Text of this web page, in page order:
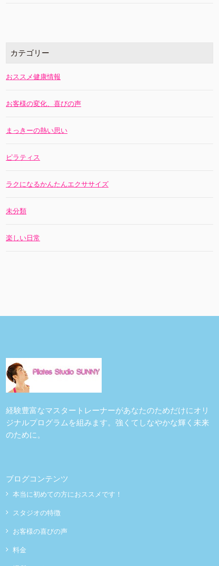
カテゴリー
おススメ健康情報
お客様の変化、喜びの声
まっきーの熱い思い
ピラティス
ラクになるかんたんエクササイズ
未分類
楽しい日常
経験豊富なマスタートレーナーがあなたのためだけにオリ
ジナルプログラムを組みます。強くてしなやかな輝く未来
のために。
ブログコンテンツ
本当に初めての方におススメです！
スタジオの特徴
お客様の喜びの声
料金